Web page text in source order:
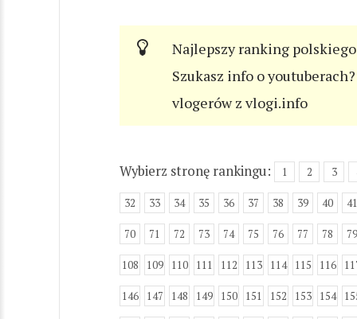
Najlepszy ranking
Szukasz info o
vlogerów z vlogi.info
Wybierz stronę rankingu: 1 2 3
32 33 34 35 36 37 38 39 40 41
70 71 72 73 74 75 76 77 78 79
108 109 110 111 112 113 114 115 116
146 147 148 149 150 151 152 153 154